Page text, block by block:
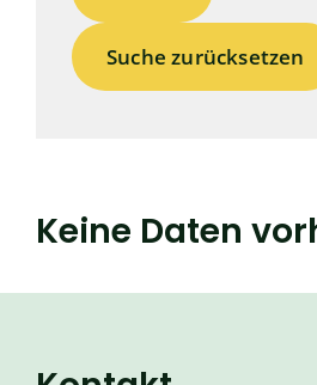
Suche zurücksetzen
Keine Daten